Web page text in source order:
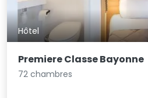
Hôtel
Premiere Classe Bayonne
72 chambres